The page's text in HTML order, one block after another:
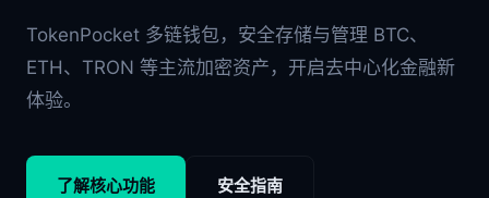
TokenPocket 多链钱包，安全存储与管理 BTC、
ETH、TRON 等主流加密资产，开启去中心化金融新
体验。
了解核心功能 安全指南